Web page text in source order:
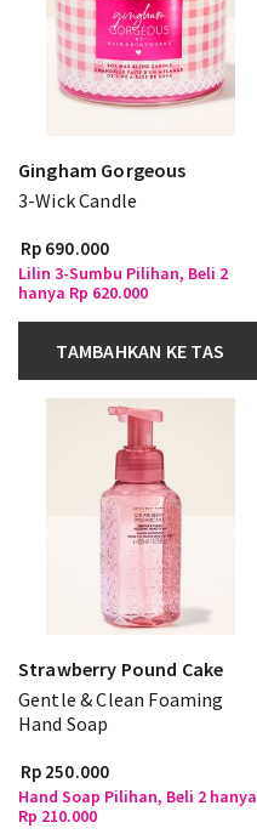
Gingham Gorgeous
3-Wick Candle
Rp 690.000
Lilin 3-Sumbu Pilihan, Beli 2
hanya Rp 620.000
TAMBAHKAN KE TAS
Strawberry Pound Cake
Gentle & Clean Foaming
Hand Soap
Rp 250.000
Hand Soap Pilihan, Beli 2 hanya
Rp 210.000